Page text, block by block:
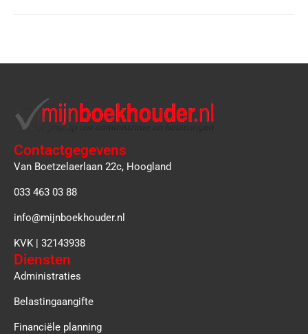
Contactgegevens
Van Boetzelaerlaan 22c, Hoogland
033 463 03 88
info@mijnboekhouder.nl
KVK | 32143938
Diensten
Administraties
Belastingaangifte
Financiële planning